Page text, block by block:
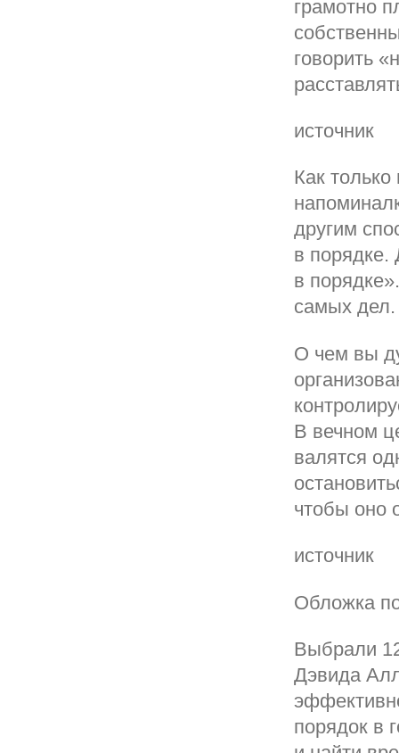
грамотно
говорить
источник
Как
другим
в порядке.
в
самых дел.
О чем вы
В вечном
валятся
чтобы оно
источник
Обложка
Выбрали
Дэвида
порядок в